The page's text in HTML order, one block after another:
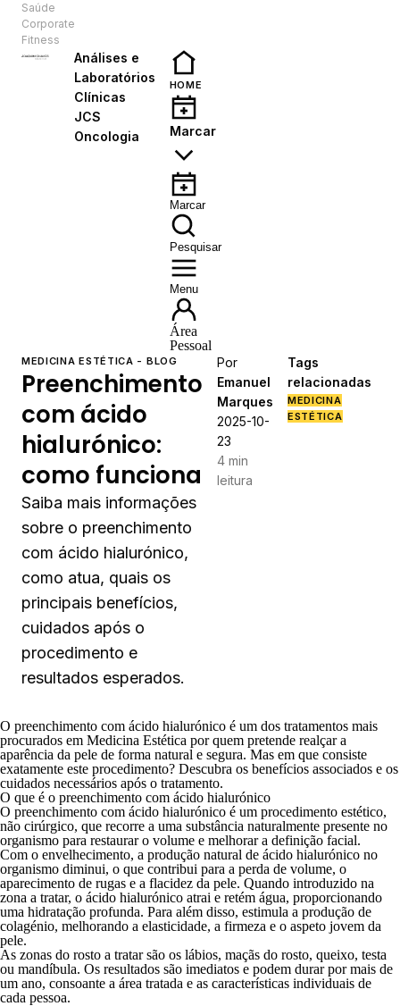
Saúde
Corporate
Fitness
Análises e
Laboratórios
Clínicas
JCS
Oncologia
HOME
Marcar
Marcar
Pesquisar
Menu
Área
Pessoal
MEDICINA ESTÉTICA - BLOG
Preenchimento
com ácido
hialurónico:
como funciona
Saiba mais informações
sobre o preenchimento
com ácido hialurónico,
como atua, quais os
principais benefícios,
cuidados após o
procedimento e
resultados esperados.
Por
Emanuel
Marques
2025-10-
23
4 min
leitura
Tags
relacionadas
MEDICINA
ESTÉTICA
O preenchimento com ácido hialurónico é um dos tratamentos mais
procurados em Medicina Estética por quem pretende realçar a
aparência da pele de forma natural e segura. Mas em que consiste
exatamente este procedimento? Descubra os benefícios associados e os
cuidados necessários após o tratamento.
O que é o preenchimento com ácido hialurónico
O preenchimento com ácido hialurónico é um procedimento estético,
não cirúrgico, que recorre a uma substância naturalmente presente no
organismo para restaurar o volume e melhorar a definição facial.
Com o envelhecimento, a produção natural de ácido hialurónico no
organismo diminui, o que contribui para a perda de volume, o
aparecimento de rugas e a flacidez da pele. Quando introduzido na
zona a tratar, o ácido hialurónico atrai e retém água, proporcionando
uma hidratação profunda. Para além disso, estimula a produção de
colagénio, melhorando a elasticidade, a firmeza e o aspeto jovem da
pele.
As zonas do rosto a tratar são os lábios, maçãs do rosto, queixo, testa
ou mandíbula. Os resultados são imediatos e podem durar por mais de
um ano, consoante a área tratada e as características individuais de
cada pessoa.